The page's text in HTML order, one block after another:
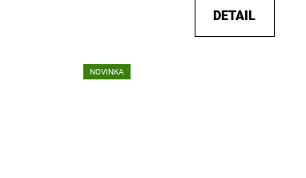
DETAIL
NOVINKA